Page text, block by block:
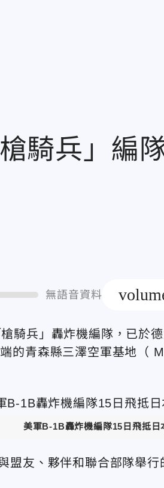
騎兵」編
無語音資料
騎兵」轟炸機編隊，已於
的青森縣三澤空軍基地（
美軍B-1B轟炸機編隊15日飛抵日
友、夥伴和聯合部隊舉行